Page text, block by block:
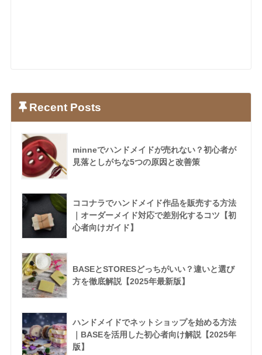
Recent Posts
minneでハンドメイドが売れない？初心者が
見落としがちな5つの原因と改善策
ココナラでハンドメイド作品を販売する方法
｜オーダーメイド対応で差別化するコツ【初
心者向けガイド】
BASEとSTORESどっちがいい？違いと選び
方を徹底解説【2025年最新版】
ハンドメイドでネットショップを始める方法
｜BASEを活用した初心者向け解説【2025年
版】